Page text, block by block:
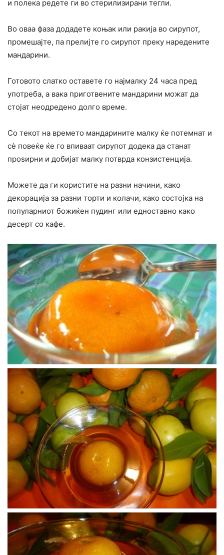
и полека редете ги во стерилизирани тегли.
Во оваа фаза додадете коњак или ракија во сирупот,
промешајте, па прелијте го сирупот преку наредените
мандарини.
Готовото слатко оставете го најмалку 24 часа пред
употреба, а вака приготвените мандарини можат да
стојат неодредено долго време.
Со текот на времето мандарините малку ќе потемнат и
сè повеќе ќе го впиваат сирупот додека да станат
проѕирни и добијат малку потврда конзистенција.
Можете да ги користите на разни начини, како
декорација за разни торти и колачи, како состојка на
популарниот божиќен пудинг или едноставно како
десерт со кафе.